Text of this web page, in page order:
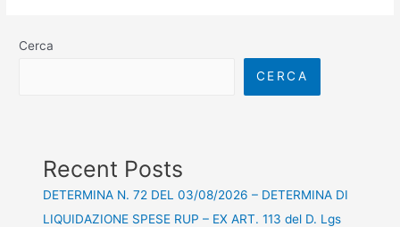
Cerca
CERCA
Recent Posts
DETERMINA N. 72 DEL 03/08/2026 – DETERMINA DI
LIQUIDAZIONE SPESE RUP – EX ART. 113 del D. Lgs